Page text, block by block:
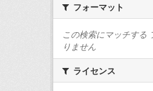
フォーマット
この検索にマッチする
りません
ライセンス